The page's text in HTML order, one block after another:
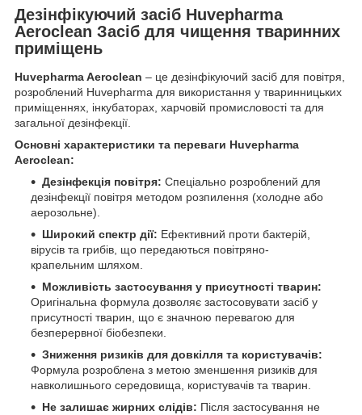
Дезінфікуючий засіб Huvepharma
Aeroclean Засіб для чищення тваринних
приміщень
Huvepharma Aeroclean – це дезінфікуючий засіб для повітря,
розроблений Huvepharma для використання у тваринницьких
приміщеннях, інкубаторах, харчовій промисловості та для
загальної дезінфекції.
Основні характеристики та переваги Huvepharma
Aeroclean:
Дезінфекція повітря: Спеціально розроблений для
дезінфекції повітря методом розпилення (холодне або
аерозольне).
Широкий спектр дії: Ефективний проти бактерій,
вірусів та грибів, що передаються повітряно-
крапельним шляхом.
Можливість застосування у присутності тварин:
Оригінальна формула дозволяє застосовувати засіб у
присутності тварин, що є значною перевагою для
безперервної біобезпеки.
Зниження ризиків для довкілля та користувачів:
Формула розроблена з метою зменшення ризиків для
навколишнього середовища, користувачів та тварин.
Не залишає жирних слідів: Після застосування не